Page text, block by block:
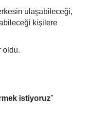
ulaşabileceği,
kişilere
oldu.
istiyoruz"